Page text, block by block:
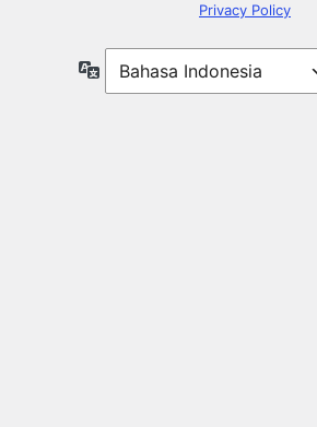
Privacy Policy
Bahasa